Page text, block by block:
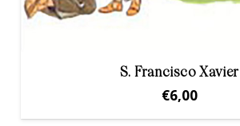
S. Francisco Xavier
€6,00